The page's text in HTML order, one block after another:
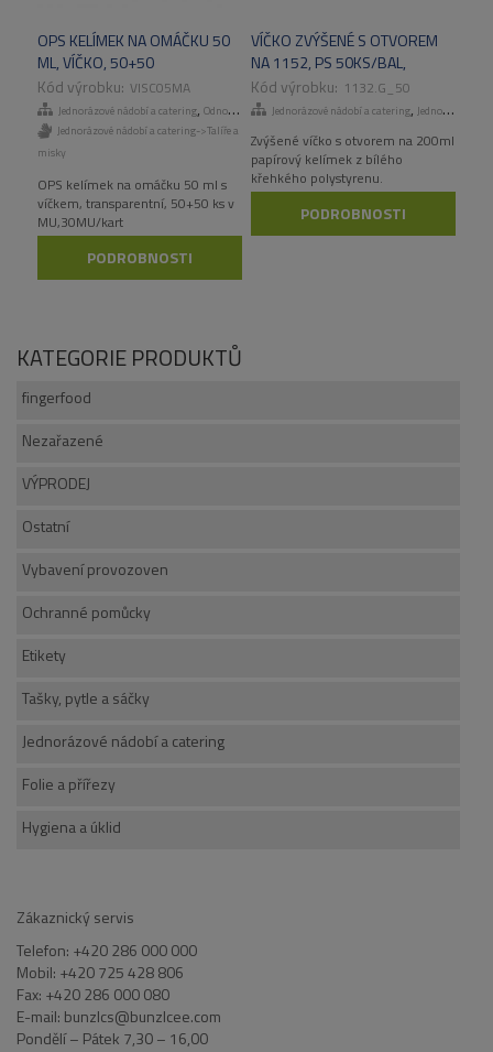
OPS KELÍMEK NA OMÁČKU 50
ML, VÍČKO, 50+50
KS/MU,30MU/KART
VISC05MA
Jednorázové nádobí a catering, Odnosné obaly a menuboxy
Jednorázové nádobí a catering->Talíře a
misky
OPS kelímek na omáčku 50 ml s
víčkem, transparentní, 50+50 ks v
MU,30MU/kart
PODROBNOSTI
VÍČKO ZVÝŠENÉ S OTVOREM
NA 1152, PS 50KS/BAL,
1000KS/KART 1132.G_50
Jednorázové nádobí a catering, Jednorázové kelímky
Zvýšené víčko s otvorem na 200ml
papírový kelímek z bílého
křehkého polystyrenu.
PODROBNOSTI
KATEGORIE PRODUKTŮ
fingerfood
Nezařazené
VÝPRODEJ
Ostatní
Vybavení provozoven
Ochranné pomůcky
Etikety
Tašky, pytle a sáčky
Jednorázové nádobí a catering
Folie a přířezy
Hygiena a úklid
Zákaznický servis
Telefon: +420 286 000 000
Mobil: +420 725 428 806
Fax: +420 286 000 080
E-mail: bunzlcs@bunzlcee.com
Pondělí – Pátek 7,30 – 16,00